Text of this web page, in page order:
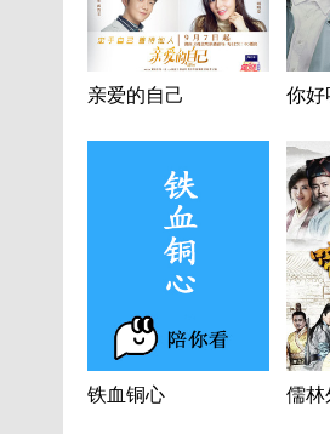
亲爱的自己 你好
铁血铜心 儒林